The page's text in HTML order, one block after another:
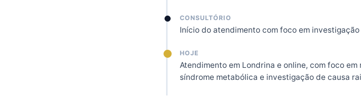
CONSULTÓRIO
Início do atendimento com foco em
HOJE
Atendimento em Londrina e online, com foco
síndrome metabólica e investigação de causa